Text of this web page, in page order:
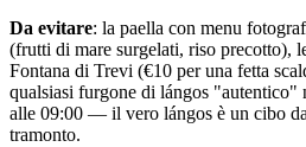
Da evitare: la paella con menu
(frutti di mare surgelati, riso precotto),
Fontana di Trevi (€10 per una fetta
qualsiasi furgone di lángos "autentico"
alle 09:00 — il vero lángos è un cibo
tramonto.